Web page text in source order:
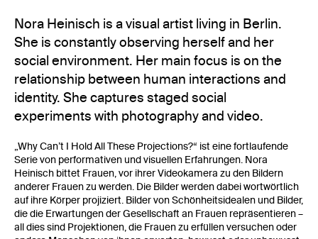
Nora Heinisch is a visual artist living in Berlin.
She is constantly observing herself and her
social environment. Her main focus is on the
relationship between human interactions and
identity. She captures staged social
experiments with photography and video.
„Why Can’t I Hold All These Projections?“ ist eine fortlaufende
Serie von performativen und visuellen Erfahrungen. Nora
Heinisch bittet Frauen, vor ihrer Videokamera zu den Bildern
anderer Frauen zu werden. Die Bilder werden dabei wortwörtlich
auf ihre Körper projiziert. Bilder von Schönheitsidealen und Bilder,
die die Erwartungen der Gesellschaft an Frauen repräsentieren –
all dies sind Projektionen, die Frauen zu erfüllen versuchen oder